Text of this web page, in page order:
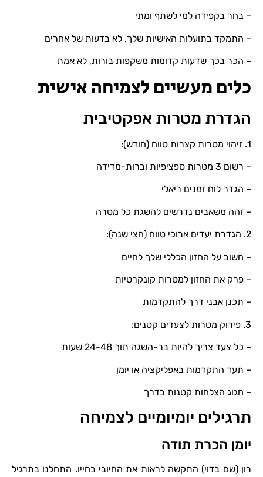
– בחר בקפידה למי לשתף ומתי
– התמקד בתועלות האישיות שלך, לא בדעות של אחרים
– הכר בכך שדעות קדומות משקפות בורות, לא אמת
כלים מעשיים לצמיחה אישית
הגדרת מטרות אפקטיבית
1. זיהוי מטרות קצרות טווח (חודש):
– רשום 3 מטרות ספציפיות וברות-מדידה
– הגדר לוח זמנים ריאלי
– זהה משאבים נדרשים להשגת כל מטרה
2. הגדרת יעדים ארוכי טווח (חצי שנה):
– חשוב על החזון הכללי שלך לחיים
– פרק את החזון למטרות קונקרטיות
– תכנן אבני דרך להתקדמות
3. פירוק מטרות לצעדים קטנים:
– כל צעד צריך להיות בר-השגה תוך 24-48 שעות
– תעד התקדמות באפליקציה או יומן
– חגוג הצלחות קטנות בדרך
תרגילים יומיומיים לצמיחה
יומן הכרת תודה
רון (שם בדוי) התקשה לראות את החיובי בחייו. התחלנו בתרגיל